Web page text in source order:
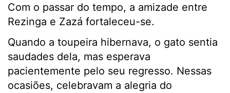
Com o passar do tempo, a amizade entre
Rezinga e Zazá fortaleceu-se.
Quando a toupeira hibernava, o gato sentia
saudades dela, mas esperava
pacientemente pelo seu regresso. Nessas
ocasiões, celebravam a alegria do